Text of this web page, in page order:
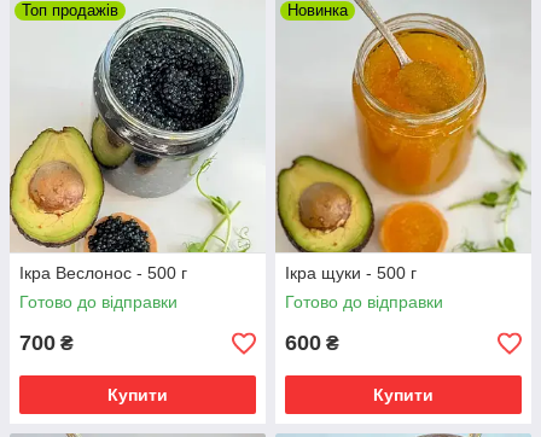
Топ продажів
Ікра Веслонос - 500 г
Готово до відправки
700 ₴
Купити
Новинка
Ікра щуки - 500 г
Готово до відправки
600 ₴
Купити